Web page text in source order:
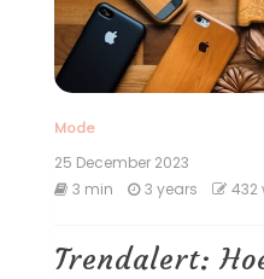
Mode
25 December 2023
3 min
3 years 432
Trendalert: